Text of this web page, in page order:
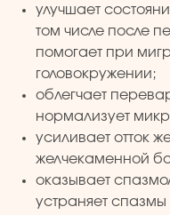
улучшает
том числе после
помогает при
головокружении;
облегчает
нормализует
усиливает отток
желчекаменной
оказывает
устраняет